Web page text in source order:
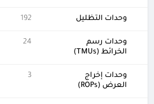
وحدات التظليل 192
وحدات رسم
الخرائط (TMUs)
24
وحدات إخراج
العرض (ROPs)
3